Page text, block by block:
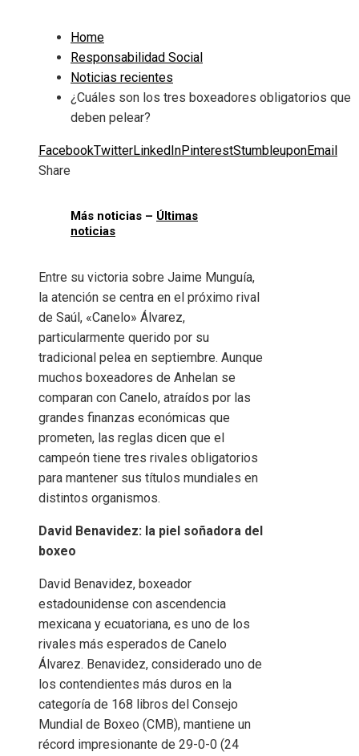
Home
Responsabilidad Social
Noticias recientes
¿Cuáles son los tres boxeadores obligatorios que
deben pelear?
FacebookTwitterLinkedInPinterestStumbleuponEmail
Share
Más noticias – Últimas
noticias
Entre su victoria sobre Jaime Munguía,
la atención se centra en el próximo rival
de Saúl, «Canelo» Álvarez,
particularmente querido por su
tradicional pelea en septiembre. Aunque
muchos boxeadores de Anhelan se
comparan con Canelo, atraídos por las
grandes finanzas económicas que
prometen, las reglas dicen que el
campeón tiene tres rivales obligatorios
para mantener sus títulos mundiales en
distintos organismos.
David Benavidez: la piel soñadora del
boxeo
David Benavidez, boxeador
estadounidense con ascendencia
mexicana y ecuatoriana, es uno de los
rivales más esperados de Canelo
Álvarez. Benavidez, considerado uno de
los contendientes más duros en la
categoría de 168 libros del Consejo
Mundial de Boxeo (CMB), mantiene un
récord impresionante de 29-0-0 (24